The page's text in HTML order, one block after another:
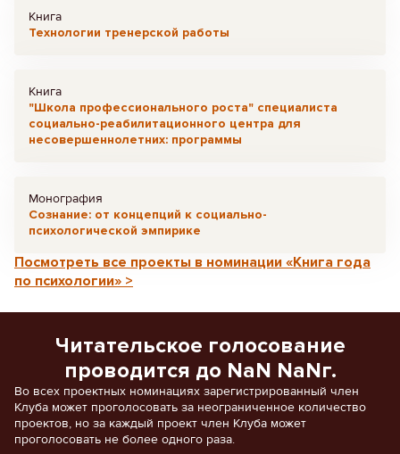
Книга
Технологии тренерской работы
Книга
"Школа профессионального роста" специалиста
социально-реабилитационного центра для
несовершеннолетних: программы
Монография
Сознание: от концепций к социально-
психологической эмпирике
Посмотреть все проекты в номинации «Книга года
по психологии» >
Читательское голосование
проводится до NaN NaNг.
Во всех проектных номинациях зарегистрированный член
Клуба может проголосовать за неограниченное количество
проектов, но за каждый проект член Клуба может
проголосовать не более одного раза.